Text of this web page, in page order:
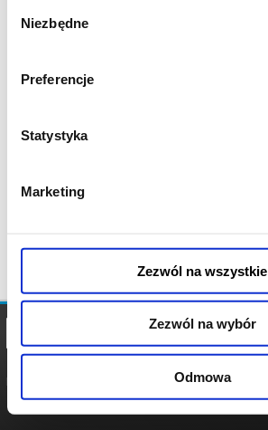
zgody
Niezbędne
Preferencje
Statystyka
Marketing
Zezwól na wszystkie
Zezwól na wybór
Odmowa
POLITYKA